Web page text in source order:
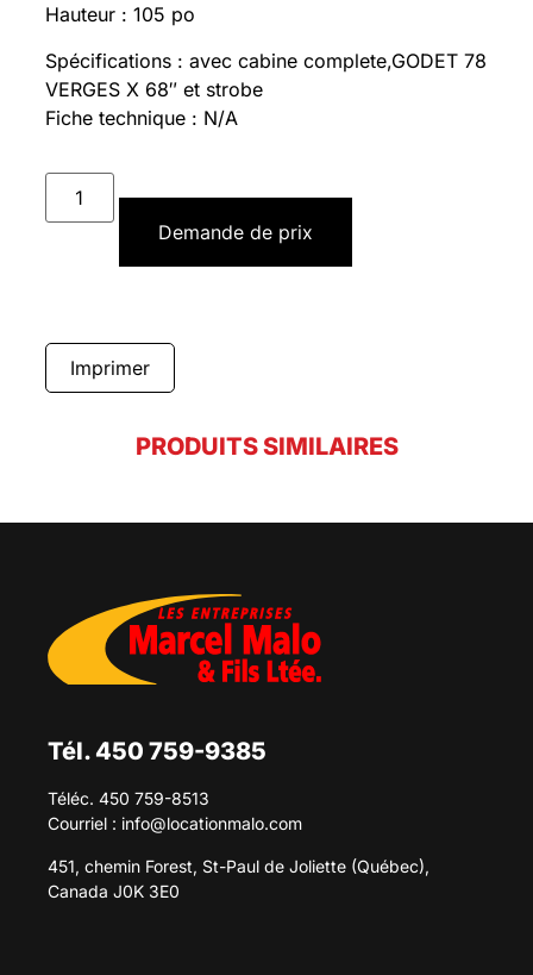
Hauteur : 105 po
Spécifications : avec cabine complete,GODET 78
VERGES X 68″ et strobe
Fiche technique : N/A
Demande de prix
Imprimer
PRODUITS SIMILAIRES
Tél. 450 759-9385
Téléc. 450 759-8513
Courriel : info@locationmalo.com
451, chemin Forest, St-Paul de Joliette (Québec),
Canada J0K 3E0